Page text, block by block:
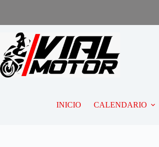
INICIO CALENDARIO